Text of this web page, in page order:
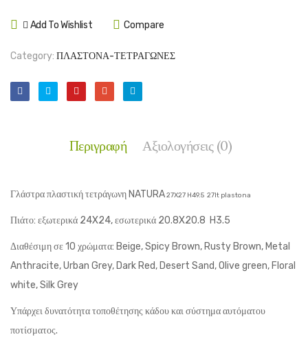
Add To Wishlist Compare
Category: ΠΛΑΣΤΟΝΑ-ΤΕΤΡΑΓΩΝΕΣ
Περιγραφή Αξιολογήσεις (0)
Γλάστρα πλαστική τετράγωνη NATURA27X27 H49.5 27lt plastona
Πιάτο: εξωτερικά 24X24, εσωτερικά 20.8X20.8 H3.5
Διαθέσιμη σε 10 χρώματα: Beige, Spicy Brown, Rusty Brown, Metal
Anthracite, Urban Grey, Dark Red, Desert Sand, Olive green, Floral
white, Silk Grey
Υπάρχει δυνατότητα τοποθέτησης κάδου και σύστημα αυτόματου
ποτίσματος.